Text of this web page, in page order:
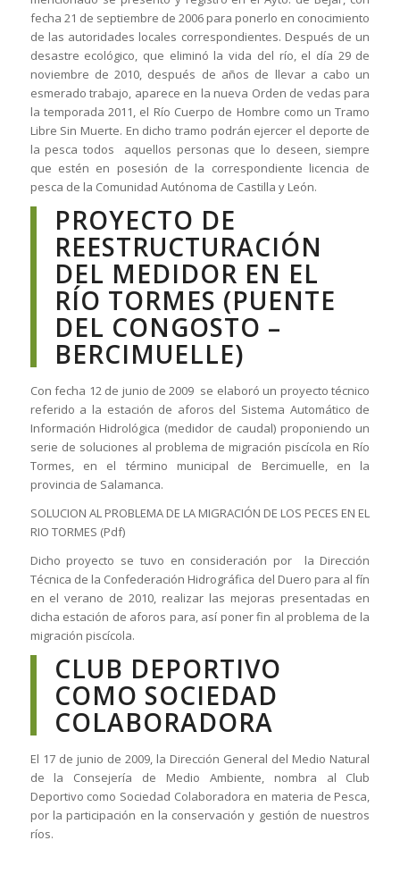
fecha 21 de septiembre de 2006 para ponerlo en conocimiento
de las autoridades locales correspondientes. Después de un
desastre ecológico, que eliminó la vida del río, el día 29 de
noviembre de 2010, después de años de llevar a cabo un
esmerado trabajo, aparece en la nueva Orden de vedas para
la temporada 2011, el Río Cuerpo de Hombre como un Tramo
Libre Sin Muerte. En dicho tramo podrán ejercer el deporte de
la pesca todos aquellos personas que lo deseen, siempre
que estén en posesión de la correspondiente licencia de
pesca de la Comunidad Autónoma de Castilla y León.
PROYECTO DE
REESTRUCTURACIÓN
DEL MEDIDOR EN EL
RÍO TORMES (PUENTE
DEL CONGOSTO –
BERCIMUELLE)
Con fecha 12 de junio de 2009 se elaboró un proyecto técnico
referido a la estación de aforos del Sistema Automático de
Información Hidrológica (medidor de caudal) proponiendo un
serie de soluciones al problema de migración piscícola en Río
Tormes, en el término municipal de Bercimuelle, en la
provincia de Salamanca.
SOLUCION AL PROBLEMA DE LA MIGRACIÓN DE LOS PECES EN EL
RIO TORMES (Pdf)
Dicho proyecto se tuvo en consideración por la Dirección
Técnica de la Confederación Hidrográfica del Duero para al fín
en el verano de 2010, realizar las mejoras presentadas en
dicha estación de aforos para, así poner fin al problema de la
migración piscícola.
CLUB DEPORTIVO
COMO SOCIEDAD
COLABORADORA
El 17 de junio de 2009, la Dirección General del Medio Natural
de la Consejería de Medio Ambiente, nombra al Club
Deportivo como Sociedad Colaboradora en materia de Pesca,
por la participación en la conservación y gestión de nuestros
ríos.